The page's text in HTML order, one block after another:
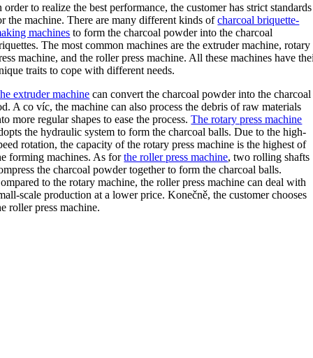
order to realize the best performance,the customer has strict standards
the machine.There are many different kinds of charcoal briquette-
machines to form the charcoal powder into the charcoal
.The most common machines are the extruder machine,rotary
machine,and the roller press machine. All these machines have
traits to cope with different needs.
extruder machine can convert the charcoal powder into the charcoal
. A co víc,the machine can also process the debris of raw materials
more regular shapes to ease the process.The rotary press machine
the hydraulic system to form the charcoal balls.Due to the high-
rotation,the capacity of the rotary press machine is the highest of
forming machines. As for the roller press machine,two rolling shafts
the charcoal powder together to form the charcoal balls.
to the rotary machine,the roller press machine can deal with
scale production at a lower price. Konečně,the customer chooses
roller press machine.